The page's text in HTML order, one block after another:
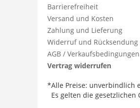
Barrierefreiheit
Versand und Kosten
Zahlung und Lieferung
Widerruf und Rücksendung
AGB / Verkaufsbedingungen
Vertrag widerrufen
*Alle Preise: unverbindlich
Es gelten die